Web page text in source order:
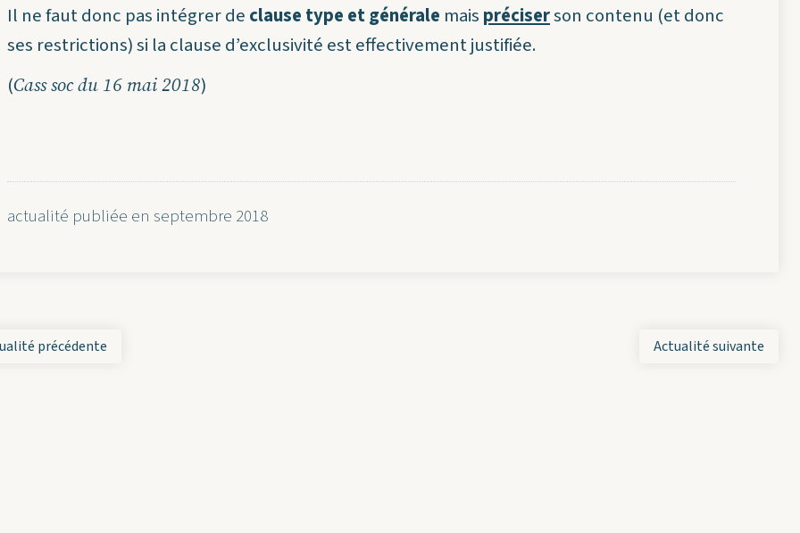
Il ne faut donc pas intégrer de clause type et générale mais préciserson contenu (et donc
ses restrictions) si la clause d’exclusivité est effectivement justifiée.
(Cass soc du 16 mai 2018)
actualité publiée en septembre 2018
précédente Actualité suivante